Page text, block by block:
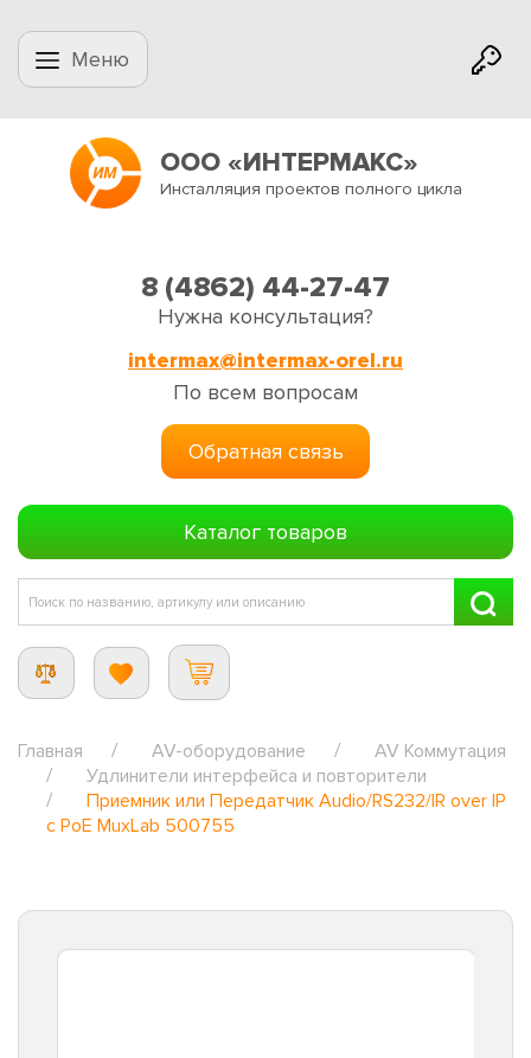
Меню
ООО «ИНТЕРМАКС»
Инсталляция проектов полного цикла
8 (4862) 44-27-47
Нужна консультация?
intermax@intermax-orel.ru
По всем вопросам
Обратная связь
Каталог товаров
Главная AV-оборудование
AV Коммутация
Удлинители интерфейса и повторители
Приемник или Передатчик Audio/RS232/IR over IP
с PoE MuxLab 500755